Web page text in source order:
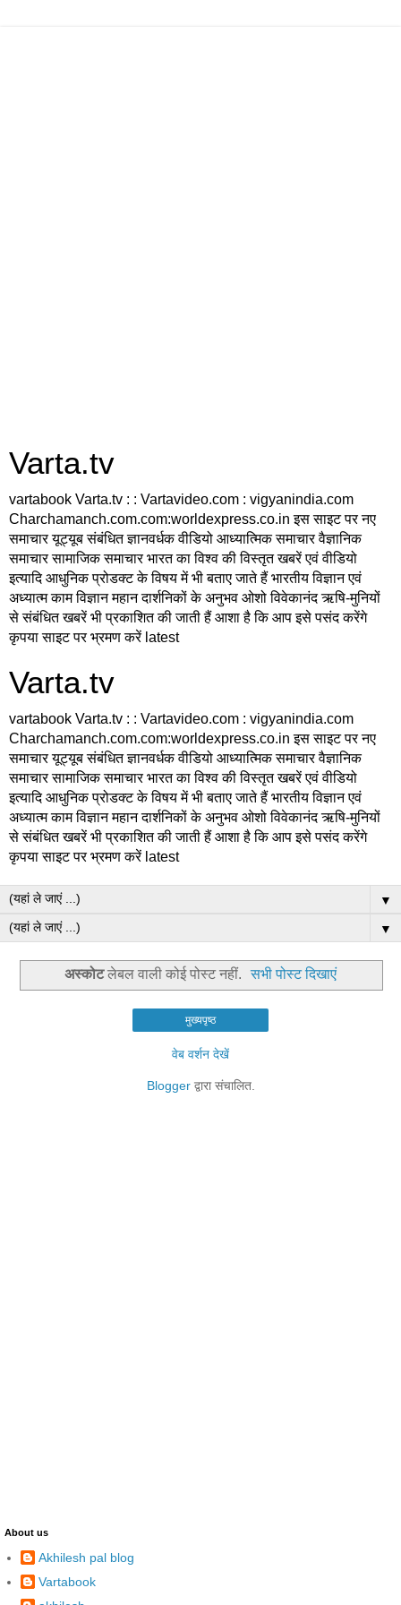
Varta.tv
vartabook Varta.tv : : Vartavideo.com : vigyanindia.com
Charchamanch.com.com:worldexpress.co.in इस साइट पर नए
समाचार यूट्यूब संबंधित ज्ञानवर्धक वीडियो आध्यात्मिक समाचार वैज्ञानिक
समाचार सामाजिक समाचार भारत का विश्व की विस्तृत खबरें एवं वीडियो
इत्यादि आधुनिक प्रोडक्ट के विषय में भी बताए जाते हैं भारतीय विज्ञान एवं
अध्यात्म काम विज्ञान महान दार्शनिकों के अनुभव ओशो विवेकानंद ऋषि-मुनियों
से संबंधित खबरें भी प्रकाशित की जाती हैं आशा है कि आप इसे पसंद करेंगे
कृपया साइट पर भ्रमण करें latest
Varta.tv
vartabook Varta.tv : : Vartavideo.com : vigyanindia.com
Charchamanch.com.com:worldexpress.co.in इस साइट पर नए
समाचार यूट्यूब संबंधित ज्ञानवर्धक वीडियो आध्यात्मिक समाचार वैज्ञानिक
समाचार सामाजिक समाचार भारत का विश्व की विस्तृत खबरें एवं वीडियो
इत्यादि आधुनिक प्रोडक्ट के विषय में भी बताए जाते हैं भारतीय विज्ञान एवं
अध्यात्म काम विज्ञान महान दार्शनिकों के अनुभव ओशो विवेकानंद ऋषि-मुनियों
से संबंधित खबरें भी प्रकाशित की जाती हैं आशा है कि आप इसे पसंद करेंगे
कृपया साइट पर भ्रमण करें latest
▼
▼
अस्कोटलेबल वाली कोई पोस्ट नहीं. सभी पोस्ट दिखाएं
मुख्यपृष्ठ
वेब वर्शन देखें
Bloggerद्वारा संचालित.
About us
Akhilesh pal blog
Vartabook